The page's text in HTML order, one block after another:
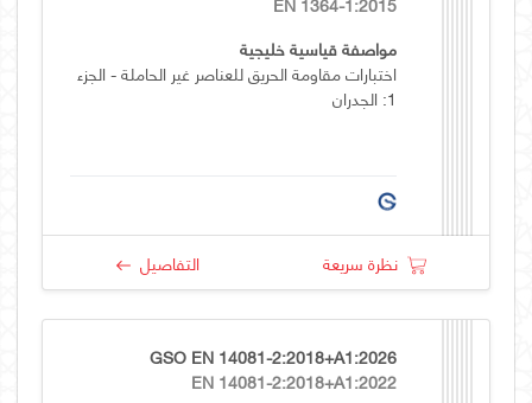
مواصفة قياسية خليجية
اختبارات مقاومة الحريق للعناصر غير الحاملة - الجزء
1: الجدران
نظرة سريعة التفاصيل
GSO EN 14081-2:2018+A1:2026
EN 14081-2:2018+A1:2022